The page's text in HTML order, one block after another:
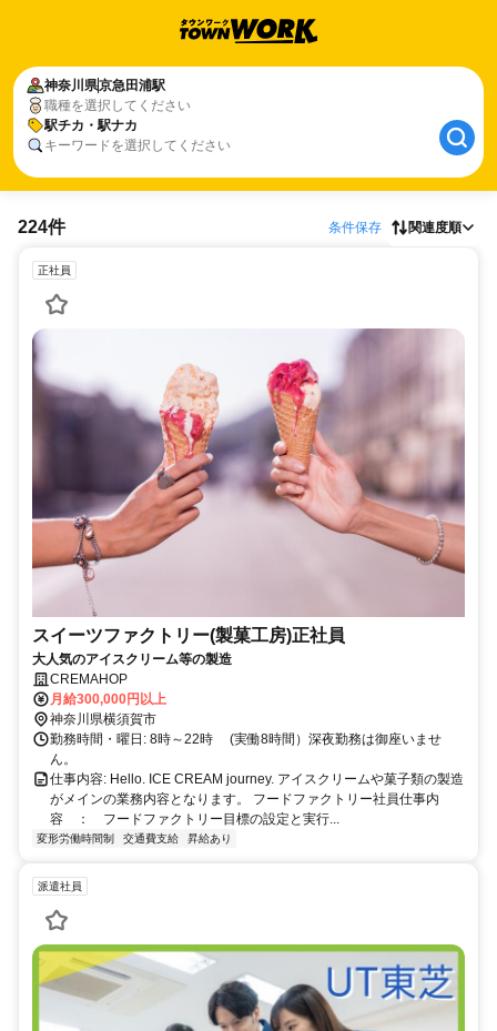
神奈川県京急田浦駅
職種を選択してください
駅チカ・駅ナカ
キーワードを選択してください
224件 条件保存 関連度順
正社員
スイーツファクトリー(製菓工房)正社員
大人気のアイスクリーム等の製造
CREMAHOP
月給300,000円以上
神奈川県横須賀市
勤務時間・曜日: 8時～22時 (実働8時間）深夜勤務は御座いませ
ん。
仕事内容: Hello. ICE CREAM journey. アイスクリームや菓子類の製造
がメインの業務内容となります。 フードファクトリー社員仕事内
容 ： フードファクトリー目標の設定と実行...
変形労働時間制 交通費支給 昇給あり
派遣社員